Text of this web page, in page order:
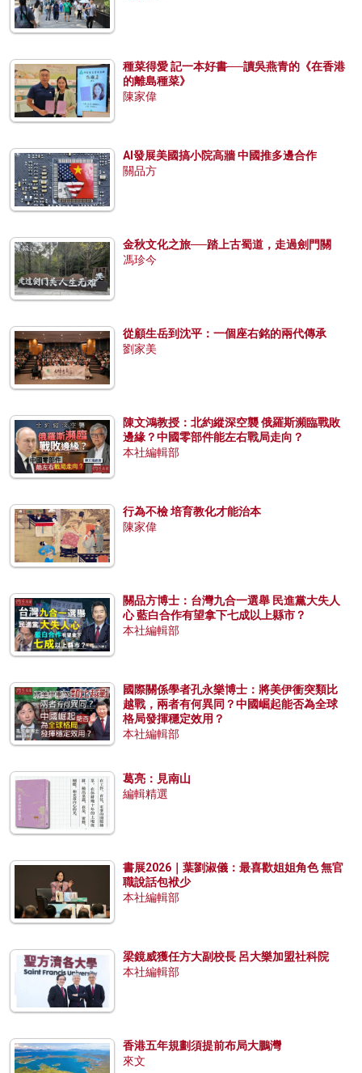
種菜得愛 記一本好書──讀吳燕青的《在香港
的離島種菜》
陳家偉
AI發展美國搞小院高牆 中國推多邊合作
關品方
金秋文化之旅──踏上古蜀道，走過劍門關
馮珍今
從顧生岳到沈平：一個座右銘的兩代傳承
劉家美
陳文鴻教授：北約縱深空襲 俄羅斯瀕臨戰敗
邊緣？中國零部件能左右戰局走向？
本社編輯部
行為不檢 培育教化才能治本
陳家偉
關品方博士：台灣九合一選舉 民進黨大失人
心 藍白合作有望拿下七成以上縣市？
本社編輯部
國際關係學者孔永樂博士：將美伊衝突類比
越戰，兩者有何異同？中國崛起能否為全球
格局發揮穩定效用？
本社編輯部
葛亮：見南山
編輯精選
書展2026｜葉劉淑儀：最喜歡姐姐角色 無官
職說話包袱少
本社編輯部
梁鏡威獲任方大副校長 呂大樂加盟社科院
本社編輯部
香港五年規劃須提前布局大鵬灣
來文